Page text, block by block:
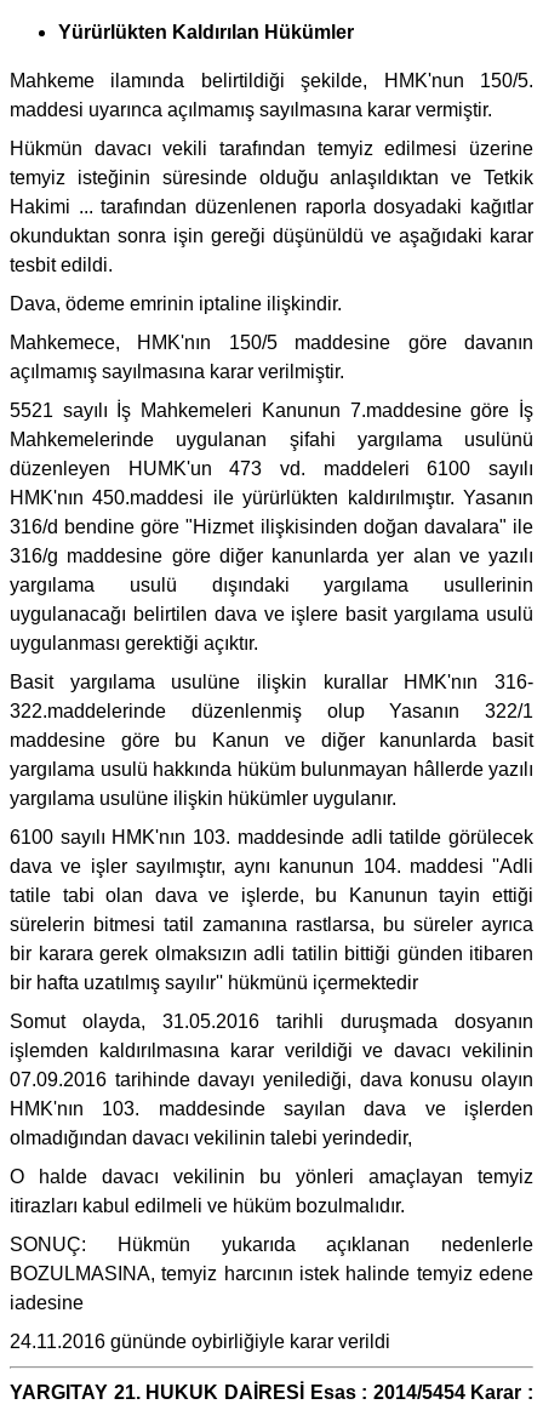
Yürürlükten Kaldırılan Hükümler
Mahkeme ilamında belirtildiği şekilde, HMK'nun 150/5.
maddesi uyarınca açılmamış sayılmasına karar vermiştir.
Hükmün davacı vekili tarafından temyiz edilmesi üzerine
temyiz isteğinin süresinde olduğu anlaşıldıktan ve Tetkik
Hakimi ... tarafından düzenlenen raporla dosyadaki kağıtlar
okunduktan sonra işin gereği düşünüldü ve aşağıdaki karar
tesbit edildi.
Dava, ödeme emrinin iptaline ilişkindir.
Mahkemece, HMK'nın 150/5 maddesine göre davanın
açılmamış sayılmasına karar verilmiştir.
5521 sayılı İş Mahkemeleri Kanunun 7.maddesine göre İş
Mahkemelerinde uygulanan şifahi yargılama usulünü
düzenleyen HUMK'un 473 vd. maddeleri 6100 sayılı
HMK'nın 450.maddesi ile yürürlükten kaldırılmıştır. Yasanın
316/d bendine göre "Hizmet ilişkisinden doğan davalara" ile
316/g maddesine göre diğer kanunlarda yer alan ve yazılı
yargılama usulü dışındaki yargılama usullerinin
uygulanacağı belirtilen dava ve işlere basit yargılama usulü
uygulanması gerektiği açıktır.
Basit yargılama usulüne ilişkin kurallar HMK'nın 316-
322.maddelerinde düzenlenmiş olup Yasanın 322/1
maddesine göre bu Kanun ve diğer kanunlarda basit
yargılama usulü hakkında hüküm bulunmayan hâllerde yazılı
yargılama usulüne ilişkin hükümler uygulanır.
6100 sayılı HMK'nın 103. maddesinde adli tatilde görülecek
dava ve işler sayılmıştır, aynı kanunun 104. maddesi ''Adli
tatile tabi olan dava ve işlerde, bu Kanunun tayin ettiği
sürelerin bitmesi tatil zamanına rastlarsa, bu süreler ayrıca
bir karara gerek olmaksızın adli tatilin bittiği günden itibaren
bir hafta uzatılmış sayılır'' hükmünü içermektedir
Somut olayda, 31.05.2016 tarihli duruşmada dosyanın
işlemden kaldırılmasına karar verildiği ve davacı vekilinin
07.09.2016 tarihinde davayı yenilediği, dava konusu olayın
HMK'nın 103. maddesinde sayılan dava ve işlerden
olmadığından davacı vekilinin talebi yerindedir,
O halde davacı vekilinin bu yönleri amaçlayan temyiz
itirazları kabul edilmeli ve hüküm bozulmalıdır.
SONUÇ: Hükmün yukarıda açıklanan nedenlerle
BOZULMASINA, temyiz harcının istek halinde temyiz edene
iadesine
24.11.2016 gününde oybirliğiyle karar verildi
YARGITAY 21. HUKUK DAİRESİ Esas : 2014/5454 Karar :